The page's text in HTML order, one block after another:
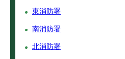
東消防署
南消防署
北消防署